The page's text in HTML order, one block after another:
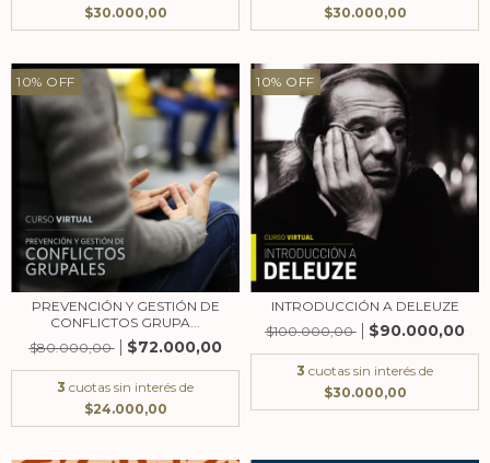
$30.000,00
$30.000,00
10% OFF
PREVENCIÓN Y GESTIÓN DE
CONFLICTOS GRUPA...
$80.000,00
$72.000,00
3 cuotas sin interés de
$24.000,00
10% OFF
INTRODUCCIÓN A DELEUZE
$100.000,00
$90.000,00
3 cuotas sin interés de
$30.000,00